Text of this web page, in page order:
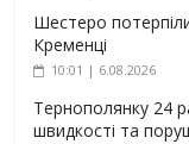
Шестеро
Кременці
10:01 | 6.08.2026
Тернополянку 24
швидкості та